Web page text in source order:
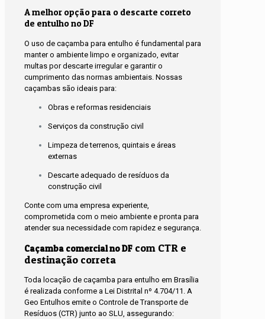
A melhor opção para o descarte correto
de entulho no DF
O uso de caçamba para entulho é fundamental para
manter o ambiente limpo e organizado, evitar
multas por descarte irregular e garantir o
cumprimento das normas ambientais. Nossas
caçambas são ideais para:
Obras e reformas residenciais
Serviços da construção civil
Limpeza de terrenos, quintais e áreas
externas
Descarte adequado de resíduos da
construção civil
Conte com uma empresa experiente,
comprometida com o meio ambiente e pronta para
atender sua necessidade com rapidez e segurança.
Caçamba comercial no DF com CTR e
destinação correta
Toda locação de caçamba para entulho em Brasília
é realizada conforme a Lei Distrital nº 4.704/11. A
Geo Entulhos emite o Controle de Transporte de
Resíduos (CTR) junto ao SLU, assegurando: